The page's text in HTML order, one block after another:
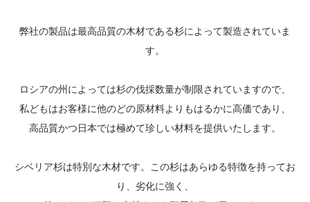
弊社の製品は最高品質の木材である杉によって製造されていま
す。
ロシアの州によっては杉の伐採数量が制限されていますので、
私どもはお客様に他のどの原材料よりもはるかに高価であり、
高品質かつ日本では極めて珍しい材料を提供いたします。
シベリア杉は特別な木材です。この杉はあらゆる特徴を持ってお
り、劣化に強く、